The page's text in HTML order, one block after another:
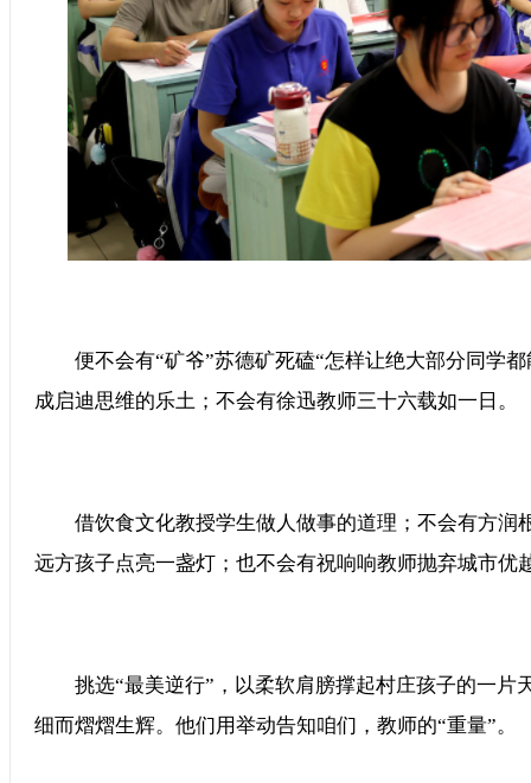
便不会有“矿爷”苏德矿死磕“怎样让绝大部分同学都
成启迪思维的乐土；不会有徐迅教师三十六载如一日。
借饮食文化教授学生做人做事的道理；不会有方润
远方孩子点亮一盏灯；也不会有祝响响教师抛弃城市优
挑选“最美逆行”，以柔软肩膀撑起村庄孩子的一片
细而熠熠生辉。他们用举动告知咱们，教师的“重量”。